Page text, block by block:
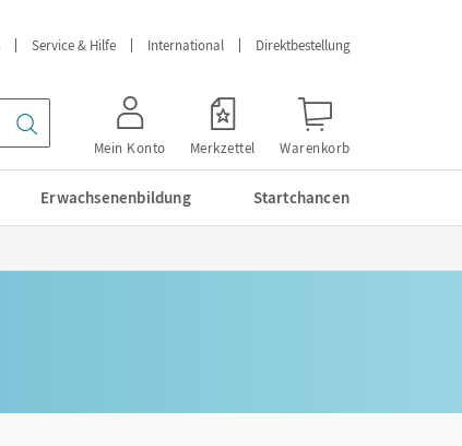
Service & Hilfe International Direktbestellung
Mein Konto Merkzettel Warenkorb
Erwachsenenbildung Startchancen